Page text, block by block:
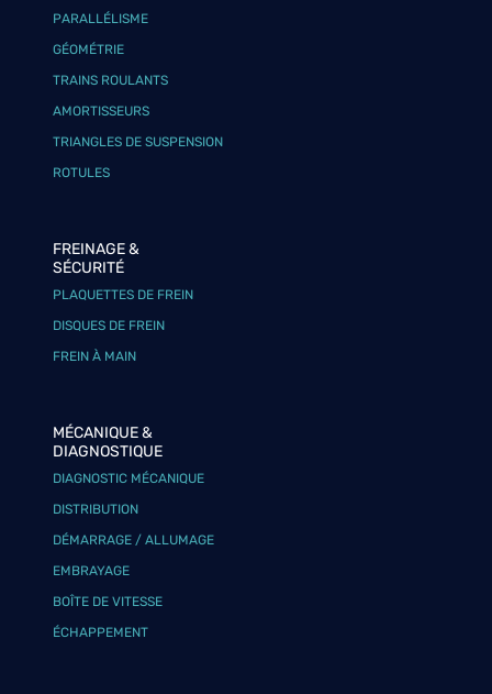
PARALLÉLISME
GÉOMÉTRIE
TRAINS ROULANTS
AMORTISSEURS
TRIANGLES DE SUSPENSION
ROTULES
FREINAGE &
SÉCURITÉ
PLAQUETTES DE FREIN
DISQUES DE FREIN
FREIN À MAIN
MÉCANIQUE &
DIAGNOSTIQUE
DIAGNOSTIC MÉCANIQUE
DISTRIBUTION
DÉMARRAGE / ALLUMAGE
EMBRAYAGE
BOÎTE DE VITESSE
ÉCHAPPEMENT